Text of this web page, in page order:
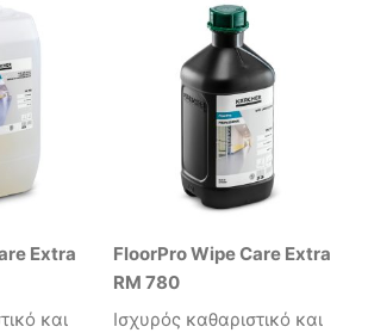
Extra
και
FloorPro Wipe Care Extra
RM 780
Ισχυρός καθαριστικό και